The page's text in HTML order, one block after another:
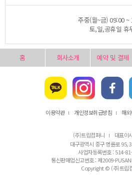
주중(월~금) 09:00 ~
토,일,공휴일 휴
홈 회사소개 예약 및 결제
이용약관 l 개인정보취급방침 l 해
(주)트립컴퍼니 l
대표이
대구광역시 중구 명륜로 95,
사업자등록번호 : 514-
통신판매업신고번호 : 제2009-
Copyright © (주)트립